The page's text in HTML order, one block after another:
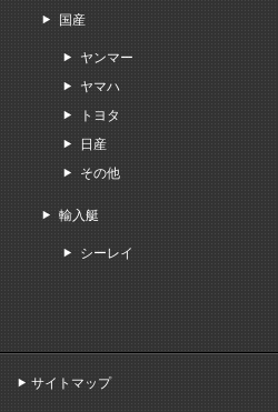
国産
ヤンマー
ヤマハ
トヨタ
日産
その他
輸入艇
シーレイ
サイトマップ